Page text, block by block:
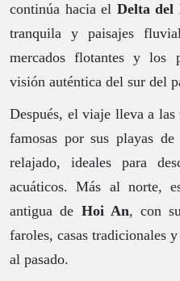
continúa hacia el Delta del
tranquila y paisajes
mercados flotantes y los
visión auténtica del sur del
Después, el viaje lleva a las
famosas por sus playas
relajado, ideales para
acuáticos. Más al norte,
antigua de Hoi An, con
faroles, casas tradicionales
al pasado.